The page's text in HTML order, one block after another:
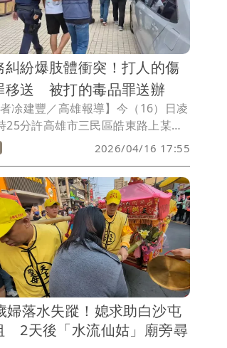
糾紛爆肢體衝突！打人的傷
移送 被打的毒品罪送辦
者凃建豐／高雄報導】今（16）日凌
25分許高雄市三民區皓東路上某汽
內一名男子與一對男女在房內爆發
被對方打到頭破血流，負痛求救請
，警方獲報立即前往處理，施暴者
去，警方仍在4小時內將對造林姓
3人拘捕到案，全案依刑法傷害罪
嫌移送高雄地檢署偵辦。
2026/04/16 17:55
婦落水失蹤！媳求助白沙屯
2天後「水流仙姑」廟旁尋